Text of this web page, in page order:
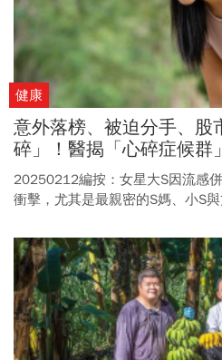
健康
意外落榜、被迫分手、股
碎」！醫揭「心碎症候群
塞一樣危險
20250212編按：女星大S因流感
衝擊，尤其是最親密的S媽、小S
6日在IG發文談到訣別愛妻「我在
苦，這是超越所想像中的斷腸似
姊宣告不治後哭到幾近癱軟。 而
S媽沉默9天後首度在自己的社群
《把悲傷留給自己》，並透露「
寫好的！」週三（2/12）凌晨2時